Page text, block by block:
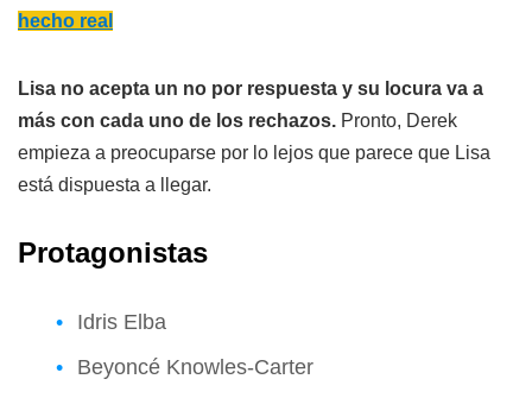
hecho real
Lisa no acepta un no por respuesta y su locura va a
más con cada uno de los rechazos. Pronto, Derek
empieza a preocuparse por lo lejos que parece que Lisa
está dispuesta a llegar.
Protagonistas
Idris Elba
Beyoncé Knowles-Carter